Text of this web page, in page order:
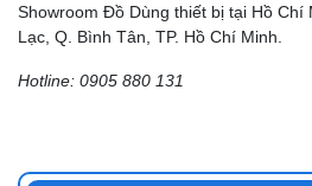
Showroom Đồ Dùng thiết bị tại Hồ Chí
Lạc, Q. Bình Tân, TP. Hồ Chí Minh.
Hotline: 0905 880 131